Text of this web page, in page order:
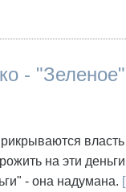
-
на эти
- она надумана.